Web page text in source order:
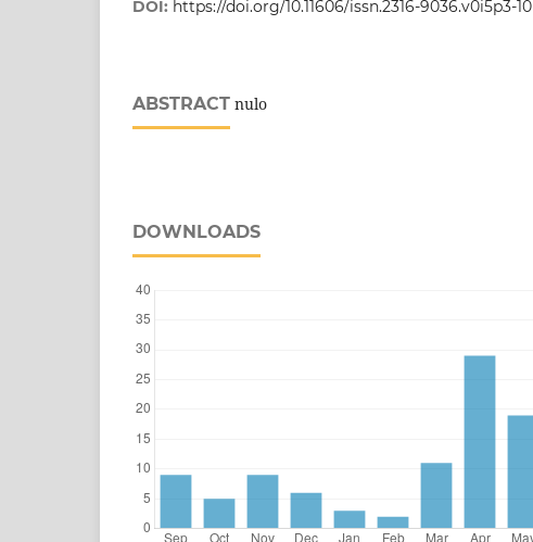
DOI: https://doi.org/10.11606/issn.2316-9036.v0i5p3-10
ABSTRACT nulo
DOWNLOADS